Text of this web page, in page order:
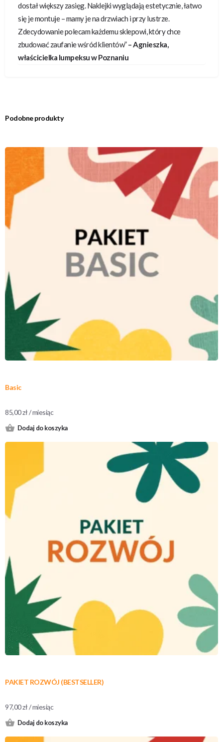
dostał większy zasięg. Naklejki wyglądają estetycznie, łatwo
się je montuje – mamy je na drzwiach i przy lustrze.
Zdecydowanie polecam każdemu sklepowi, który chce
zbudować zaufanie wśród klientów”– Agnieszka,
właścicielka lumpeksu w Poznaniu
Podobne produkty
Basic
85,00zł/ miesiąc
Dodaj do koszyka
PAKIET ROZWÓJ (BESTSELLER)
97,00zł/ miesiąc
Dodaj do koszyka